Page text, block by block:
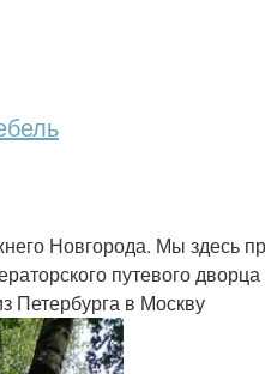
Новгорода. Мы здесь
путевого
Петербурга в Москву